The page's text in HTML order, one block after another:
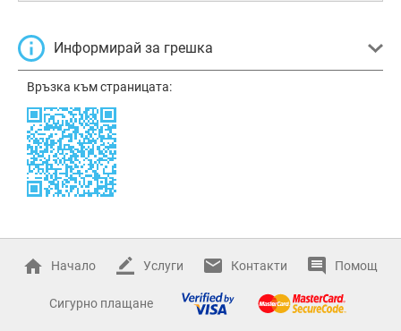
Информирай за грешка
Връзка към страницата:
Начало Услуги Контакти Помощ
Сигурно плащане